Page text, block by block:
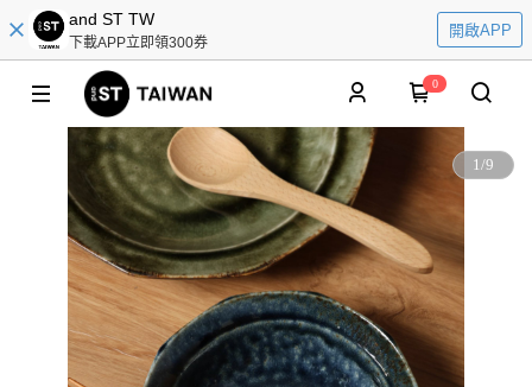
and ST TW
下載APP立即領300券
開啟APP
0
1/9